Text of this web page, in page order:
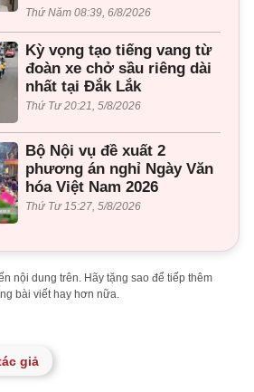
Thứ Năm 08:39, 6/8/2026
Kỳ vọng tạo tiếng vang từ
đoàn xe chở sầu riêng dài
nhất tại Đắk Lắk
Thứ Tư 20:21, 5/8/2026
Bộ Nội vụ đề xuất 2
phương án nghỉ Ngày Văn
hóa Việt Nam 2026
Thứ Tư 15:27, 5/8/2026
nội dung trên. Hãy tặng sao để tiếp thêm
bài viết hay hơn nữa.
giả